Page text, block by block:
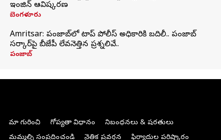
ఇంజిన్‌ ఆవిష్కరణ
బెంగళూరు
Amritsar: పంజాబ్‌లో టాప్ పోలీస్ అధికారికి బదిలీ.. పంజాబ్
సర్కార్‌పై బీజేపీ లేవనెత్తిన ప్రశ్నలివే..
పంజాబ్
మా గురించి గోప్యతా విధానం
నిబంధనలు & షరతులు
మమ్మల్ని సంప్రదించండి
నైతిక ప్రవర్తన ఫిర్యాదుల పరిష్కారం